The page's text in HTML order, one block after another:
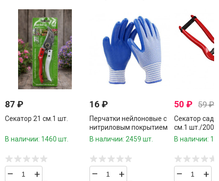
87 ₽
Секатор 21 см.1 шт.
В наличии: 1460 шт.
– +
16 ₽
Перчатки нейлоновые с
нитриловым покрытием
1 пара /960 шт.коробка/
В наличии: 2459 шт.
– +
50 ₽ 59₽
Секатор
см.1 шт./200
шт.коробки/
В наличии:
– +